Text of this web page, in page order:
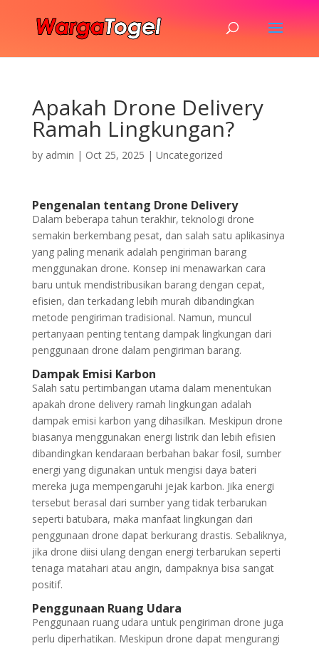
Apakah Drone Delivery
Ramah Lingkungan?
by admin | Oct 25, 2025 | Uncategorized
Pengenalan tentang Drone Delivery
Dalam beberapa tahun terakhir, teknologi drone
semakin berkembang pesat, dan salah satu aplikasinya
yang paling menarik adalah pengiriman barang
menggunakan drone. Konsep ini menawarkan cara
baru untuk mendistribusikan barang dengan cepat,
efisien, dan terkadang lebih murah dibandingkan
metode pengiriman tradisional. Namun, muncul
pertanyaan penting tentang dampak lingkungan dari
penggunaan drone dalam pengiriman barang.
Dampak Emisi Karbon
Salah satu pertimbangan utama dalam menentukan
apakah drone delivery ramah lingkungan adalah
dampak emisi karbon yang dihasilkan. Meskipun drone
biasanya menggunakan energi listrik dan lebih efisien
dibandingkan kendaraan berbahan bakar fosil, sumber
energi yang digunakan untuk mengisi daya bateri
mereka juga mempengaruhi jejak karbon. Jika energi
tersebut berasal dari sumber yang tidak terbarukan
seperti batubara, maka manfaat lingkungan dari
penggunaan drone dapat berkurang drastis. Sebaliknya,
jika drone diisi ulang dengan energi terbarukan seperti
tenaga matahari atau angin, dampaknya bisa sangat
positif.
Penggunaan Ruang Udara
Penggunaan ruang udara untuk pengiriman drone juga
perlu diperhatikan. Meskipun drone dapat mengurangi